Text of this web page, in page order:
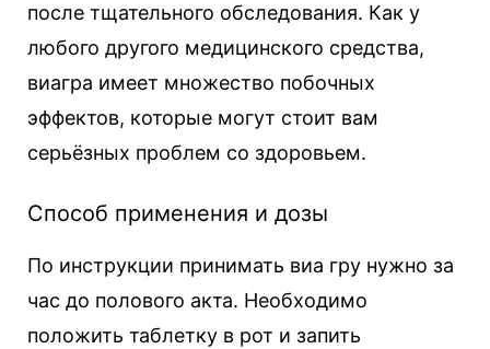
после тщательного обследования. Как у
любого другого медицинского средства,
виагра имеет множество побочных
эффектов, которые могут стоит вам
серьёзных проблем со здоровьем.
Способ применения и дозы
По инструкции принимать виа гру нужно за
час до полового акта. Необходимо
положить таблетку в рот и запить